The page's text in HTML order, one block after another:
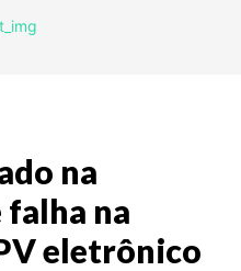
na
falha na
eletrônico